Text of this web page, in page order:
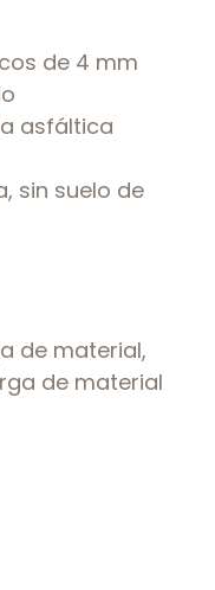
de 4 mm
asfáltica
sin suelo de
de material,
de material